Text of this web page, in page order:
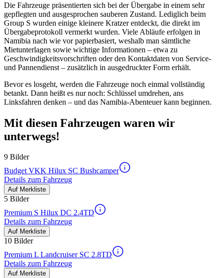
Die Fahrzeuge präsentierten sich bei der Übergabe in einem sehr
gepflegten und ausgesprochen sauberen Zustand. Lediglich beim
Group S wurden einige kleinere Kratzer entdeckt, die direkt im
Übergabeprotokoll vermerkt wurden. Viele Abläufe erfolgen in
Namibia nach wie vor papierbasiert, weshalb man sämtliche
Mietunterlagen sowie wichtige Informationen – etwa zu
Geschwindigkeitsvorschriften oder den Kontaktdaten von Service-
und Pannendienst – zusätzlich in ausgedruckter Form erhält.
Bevor es losgeht, werden die Fahrzeuge noch einmal vollständig
betankt. Dann heißt es nur noch: Schlüssel umdrehen, ans
Linksfahren denken – und das Namibia-Abenteuer kann beginnen.
Mit diesen Fahrzeugen waren wir
unterwegs!
9 Bilder
Budget VKK Hilux SC Bushcamper
Details zum Fahrzeug
Auf Merkliste
5 Bilder
Premium S Hilux DC 2.4TD
Details zum Fahrzeug
Auf Merkliste
10 Bilder
Premium L Landcruiser SC 2.8TD
Details zum Fahrzeug
Auf Merkliste